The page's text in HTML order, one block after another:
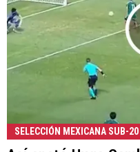
SELECCIÓN MEXICANA SUB-20